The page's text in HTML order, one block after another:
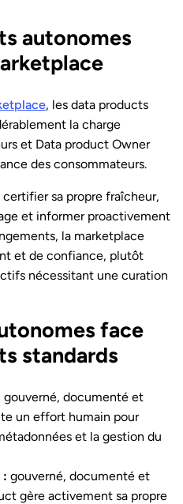
autonomes
, les data products
la charge
et Data product Owner
des consommateurs.
sa propre fraîcheur,
et informer proactivement
la marketplace
et de confiance, plutôt
nécessitant une curation
face
standards
gouverné, documenté et
un effort humain pour
et la gestion du
: gouverné, documenté et
gère activement sa propre